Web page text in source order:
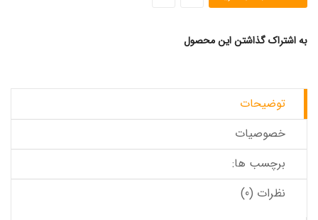
به اشتراک گذاشتن این محصول
توضیحات
خصوصیات
برچسب ها:
نظرات (0)